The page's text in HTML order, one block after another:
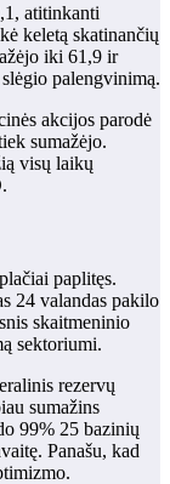
atitinkanti
keletą skatinančių
iki 61,9 ir
palengvinimą.
akcijos parodė
sumažėjo.
visų laikų
paplitęs.
24 valandas pakilo
skaitmeninio
sektoriumi.
rezervų
sumažins
99% 25 bazinių
Panašu, kad